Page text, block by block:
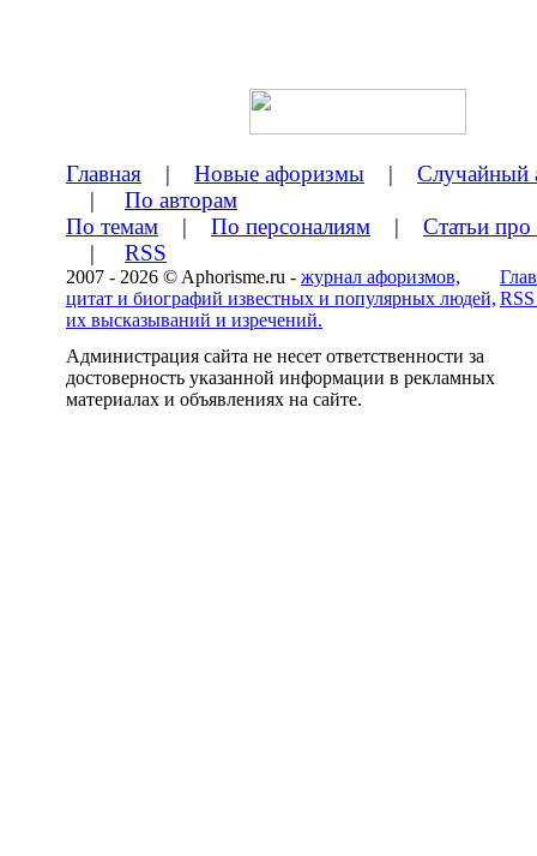
Главная | Новые афоризмы | Случайный
| По авторам
По темам | По персоналиям | Статьи
| RSS
2007 - 2026 © Aphorisme.ru - журнал афоризмов,
цитат и биографий известных и популярных людей,
их высказываний и изречений.
Администрация сайта не несет ответственности за
достоверность указанной информации в рекламных
материалах и объявлениях на сайте.